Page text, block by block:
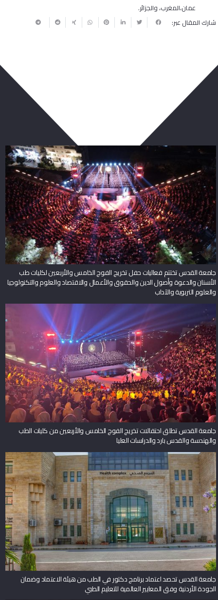
عمان،المغرب، والجزائر.
شارك المقال عبر:
جامعة القدس تختتم فعاليات حفل تخريج الفوج الخامس والأربعين لكليات طب
الأسنان والدعوة وأصول الدين والحقوق والأعمال والاقتصاد والعلوم والتكنولوجيا
والعلوم التربوية والآداب
جامعة القدس تطلق احتفالات تخريج الفوج الخامس والأربعين من كليات الطب
والهندسة والقدس بارد والدراسات العليا
جامعة القدس تحصد اعتماد برنامج دكتور في الطب من هيئة الاعتماد وضمان
الجودة الأردنية وفق المعايير العالمية للتعليم الطبي